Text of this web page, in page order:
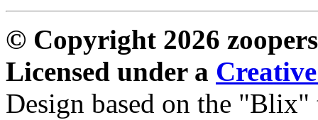
© Copyright 2026
Licensed under a
Design based on the